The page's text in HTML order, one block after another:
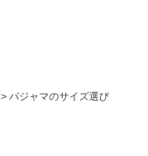
パジャマのサイズ選び